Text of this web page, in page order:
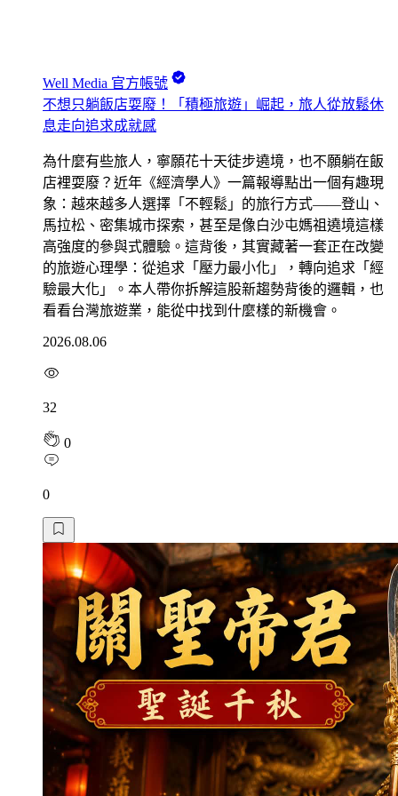
Well Media 官方帳號
不想只躺飯店耍廢！「積極旅遊」崛起，旅人從放鬆休
息走向追求成就感
為什麼有些旅人，寧願花十天徒步遶境，也不願躺在飯
店裡耍廢？近年《經濟學人》一篇報導點出一個有趣現
象：越來越多人選擇「不輕鬆」的旅行方式——登山、
馬拉松、密集城市探索，甚至是像白沙屯媽祖遶境這樣
高強度的參與式體驗。這背後，其實藏著一套正在改變
的旅遊心理學：從追求「壓力最小化」，轉向追求「經
驗最大化」。本人帶你拆解這股新趨勢背後的邏輯，也
看看台灣旅遊業，能從中找到什麼樣的新機會。
2026.08.06
32
0
0